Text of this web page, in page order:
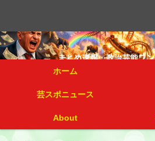
ホーム
芸スポニュース
About